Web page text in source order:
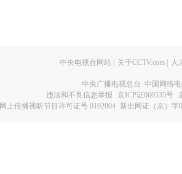
中央电视台网站 关于CCTV.com 人
中央广播电视总台 中国网络
违法和不良信息举报
京ICP证060535号
网上传播视听节目许可证号 0102004 新出网证（京）